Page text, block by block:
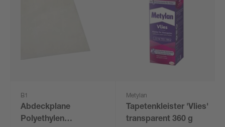
B1
Abdeckplane
Polyethylen
Metylan
Tapetenkleister 'Vlies'
transparent 360 g